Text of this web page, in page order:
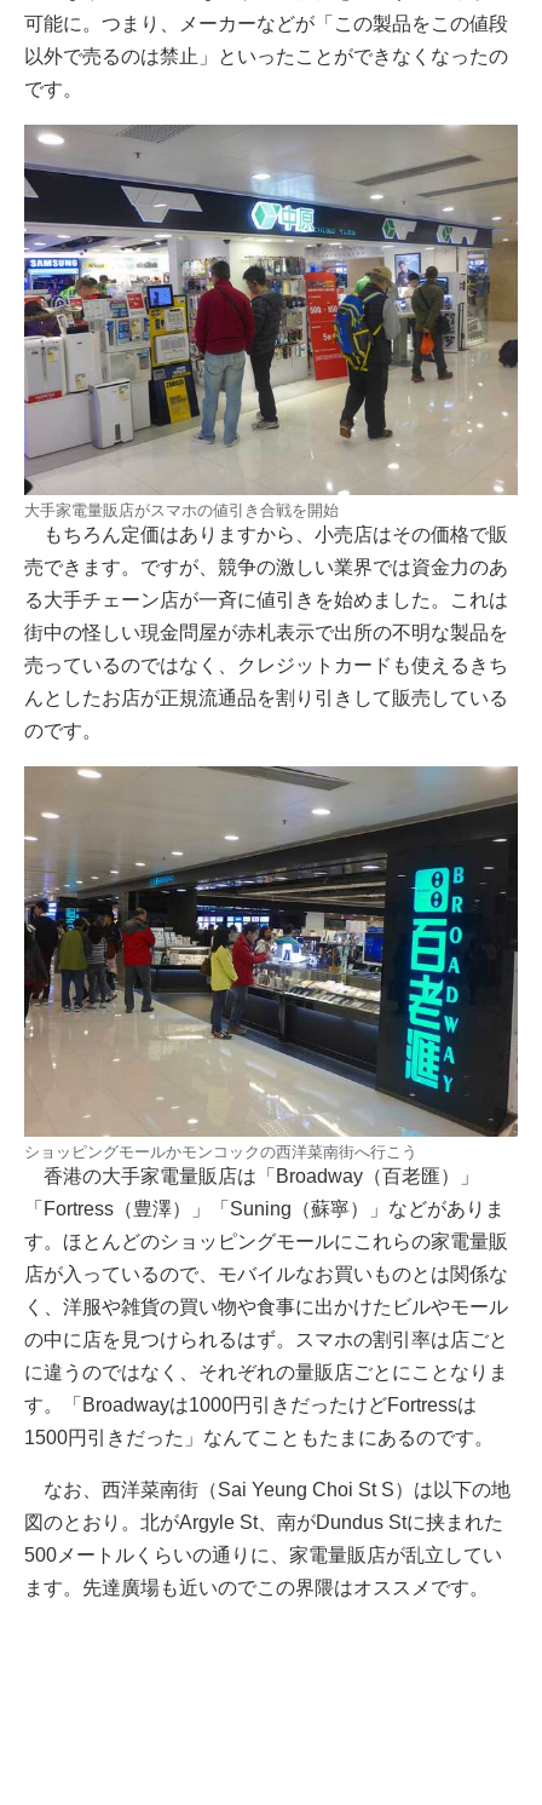
可能に。つまり、メーカーなどが「この製品をこの値段
以外で売るのは禁止」といったことができなくなったの
です。
大手家電量販店がスマホの値引き合戦を開始
もちろん定価はありますから、小売店はその価格で販
売できます。ですが、競争の激しい業界では資金力のあ
る大手チェーン店が一斉に値引きを始めました。これは
街中の怪しい現金問屋が赤札表示で出所の不明な製品を
売っているのではなく、クレジットカードも使えるきち
んとしたお店が正規流通品を割り引きして販売している
のです。
ショッピングモールかモンコックの西洋菜南街へ行こう
香港の大手家電量販店は「Broadway（百老匯）」
「Fortress（豊澤）」「Suning（蘇寧）」などがありま
す。ほとんどのショッピングモールにこれらの家電量販
店が入っているので、モバイルなお買いものとは関係な
く、洋服や雑貨の買い物や食事に出かけたビルやモール
の中に店を見つけられるはず。スマホの割引率は店ごと
に違うのではなく、それぞれの量販店ごとにことなりま
す。「Broadwayは1000円引きだったけどFortressは
1500円引きだった」なんてこともたまにあるのです。
なお、西洋菜南街（Sai Yeung Choi St S）は以下の地
図のとおり。北がArgyle St、南がDundus Stに挟まれた
500メートルくらいの通りに、家電量販店が乱立してい
ます。先達廣場も近いのでこの界隈はオススメです。